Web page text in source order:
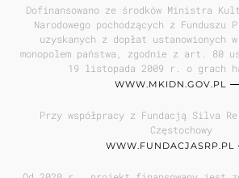
Dofinansowano ze środków Ministra
Narodowego pochodzących z
uzyskanych z dopłat ustanowionych
monopolem państwa, zgodnie z art. 80
19 listopada 2009 r. o grach
WWW.MKIDN.GOV.PL
Przy współpracy z Fundacją Silva
Częstochowy
WWW.FUNDACJASRP.PL